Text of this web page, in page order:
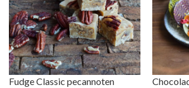
Fudge Classic pecannoten